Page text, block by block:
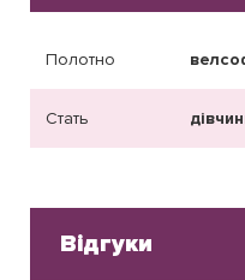
Полотно
Стать
Відгуки